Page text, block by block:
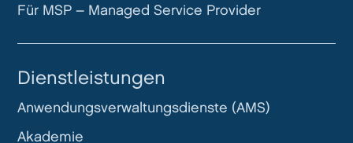
Für MSP – Managed Service Provider
Dienstleistungen
Anwendungsverwaltungsdienste (AMS)
Akademie